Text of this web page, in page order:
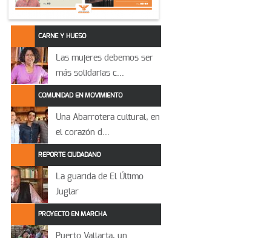
CARNE Y HUESO
Las mujeres debemos ser
más solidarias c...
COMUNIDAD EN MOVIMIENTO
Una Abarrotera cultural, en
el corazón d...
REPORTE CIUDADANO
La guarida de El Último
Juglar
PROYECTO EN MARCHA
Puerto Vallarta, un